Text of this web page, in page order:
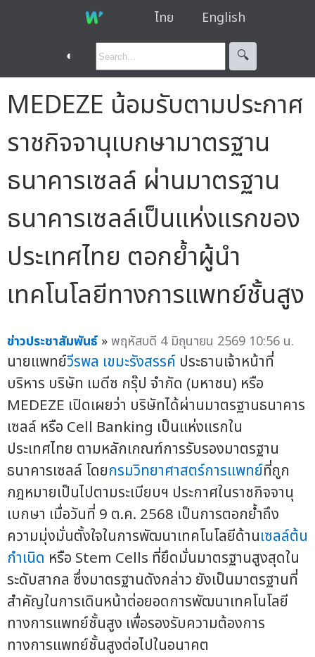
ไทย English
◐ 🔍︎
MEDEZE น้อมรับตามประกาศ
ราชกิจจานุเบกษามาตรฐาน
ธนาคารเซลล์ ผ่านมาตรฐาน
ธนาคารเซลล์เป็นแห่งแรกของ
ประเทศไทย ตอกย้ำผู้นำ
เทคโนโลยีทางการแพทย์ชั้นสูง
ข่าวประชาสัมพันธ์ »พฤหัสบดี 4 มิถุนายน 2569 10:56 น.
นายแพทย์วีรพล เขมะรังสรรค์ ประธานเจ้าหน้าที่
บริหาร บริษัท เมดีซ กรุ๊ป จำกัด (มหาชน) หรือ
MEDEZE เปิดเผยว่า บริษัทได้ผ่านมาตรฐานธนาคาร
เซลล์ หรือ Cell Banking เป็นแห่งแรกใน
ประเทศไทย ตามหลักเกณฑ์การรับรองมาตรฐาน
ธนาคารเซลล์ โดยกรมวิทยาศาสตร์การแพทย์ที่ถูก
กฎหมายเป็นไปตามระเบียบฯ ประกาศในราชกิจจานุ
เบกษา เมื่อวันที่ 9 ต.ค. 2568 เป็นการตอกย้ำถึง
ความมุ่งมั่นตั้งใจในการพัฒนาเทคโนโลยีด้านเซลล์ต้น
กำเนิด หรือ Stem Cells ที่ยึดมั่นมาตรฐานสูงสุดใน
ระดับสากล ซึ่งมาตรฐานดังกล่าว ยังเป็นมาตรฐานที่
สำคัญในการเดินหน้าต่อยอดการพัฒนาเทคโนโลยี
ทางการแพทย์ชั้นสูง เพื่อรองรับความต้องการ
ทางการแพทย์ชั้นสูงต่อไปในอนาคต